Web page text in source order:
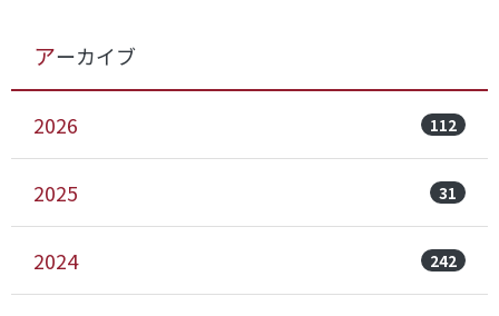
アーカイブ
2026 112
2025 31
2024 242